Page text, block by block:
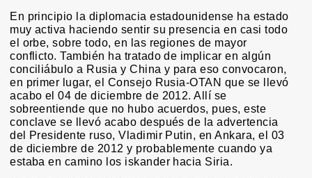
En principio la diplomacia estadounidense ha estado
muy activa haciendo sentir su presencia en casi todo
el orbe, sobre todo, en las regiones de mayor
conflicto. También ha tratado de implicar en algún
conciliábulo a Rusia y China y para eso convocaron,
en primer lugar, el Consejo Rusia-OTAN que se llevó
acabo el 04 de diciembre de 2012. Allí se
sobreentiende que no hubo acuerdos, pues, este
conclave se llevó acabo después de la advertencia
del Presidente ruso, Vladimir Putin, en Ankara, el 03
de diciembre de 2012 y probablemente cuando ya
estaba en camino los iskander hacia Siria.